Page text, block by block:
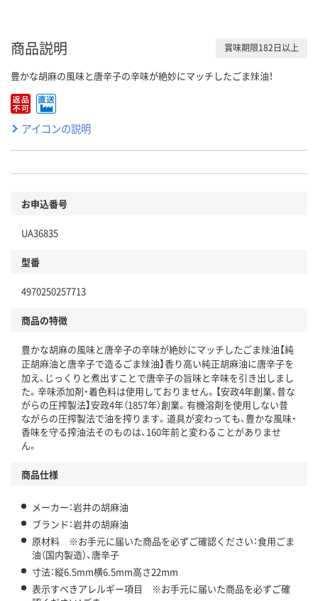
商品説明 賞味期限182日以上
豊かな胡麻の風味と唐辛子の辛味が絶妙にマッチしたごま辣油！
アイコンの説明
お申込番号
UA36835
型番
4970250257713
商品の特徴
豊かな胡麻の風味と唐辛子の辛味が絶妙にマッチしたごま辣油【純
正胡麻油と唐辛子で造るごま辣油】香り高い純正胡麻油に唐辛子を
加え、じっくりと煮出すことで唐辛子の旨味と辛味を引き出しまし
た。辛味添加剤・着色料は使用しておりません。【安政4年創業、昔な
がらの圧搾製法】安政4年（1857年）創業。有機溶剤を使用しない昔
ながらの圧搾製法で油を搾ります。道具が変わっても、豊かな風味・
香味を守る搾油法そのものは、160年前と変わることがありませ
ん。
商品仕様
メーカー：岩井の胡麻油
ブランド：岩井の胡麻油
原材料 ※お手元に届いた商品を必ずご確認ください：食用ごま
油（国内製造）、唐辛子
寸法：縦6.5mm横6.5mm高さ22mm
表示すべきアレルギー項目 ※お手元に届いた商品を必ずご確